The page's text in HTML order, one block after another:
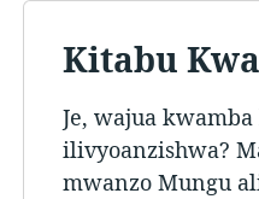
Kitabu
Je, wajua
ilivyoanzishwa?
mwanzo Mungu